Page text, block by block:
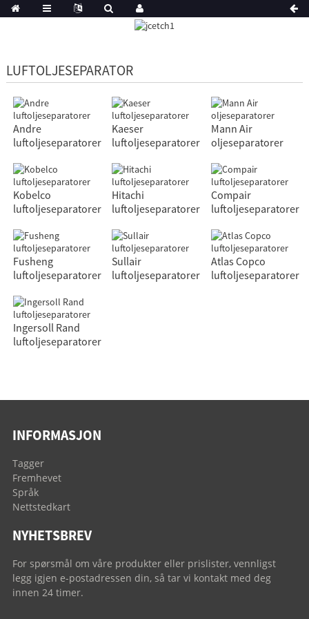
LUFTOLJESEPARATOR
Andre
luftoljeseparatorer
Kaeser
luftoljeseparatorer
Mann Air
oljeseparatorer
Kobelco
luftoljeseparatorer
Hitachi
luftoljeseparatorer
Compair
luftoljeseparatorer
Fusheng
luftoljeseparatorer
Sullair
luftoljeseparatorer
Atlas Copco
luftoljeseparatorer
Ingersoll Rand
luftoljeseparatorer
INFORMASJON
Tagger
Fremhevet
Språk
Nettstedkart
NYHETSBREV
For spørsmål om våre produkter eller prislister, vennligst
legg igjen e-postadressen din, så tar vi kontakt med deg
innen 24 timer.